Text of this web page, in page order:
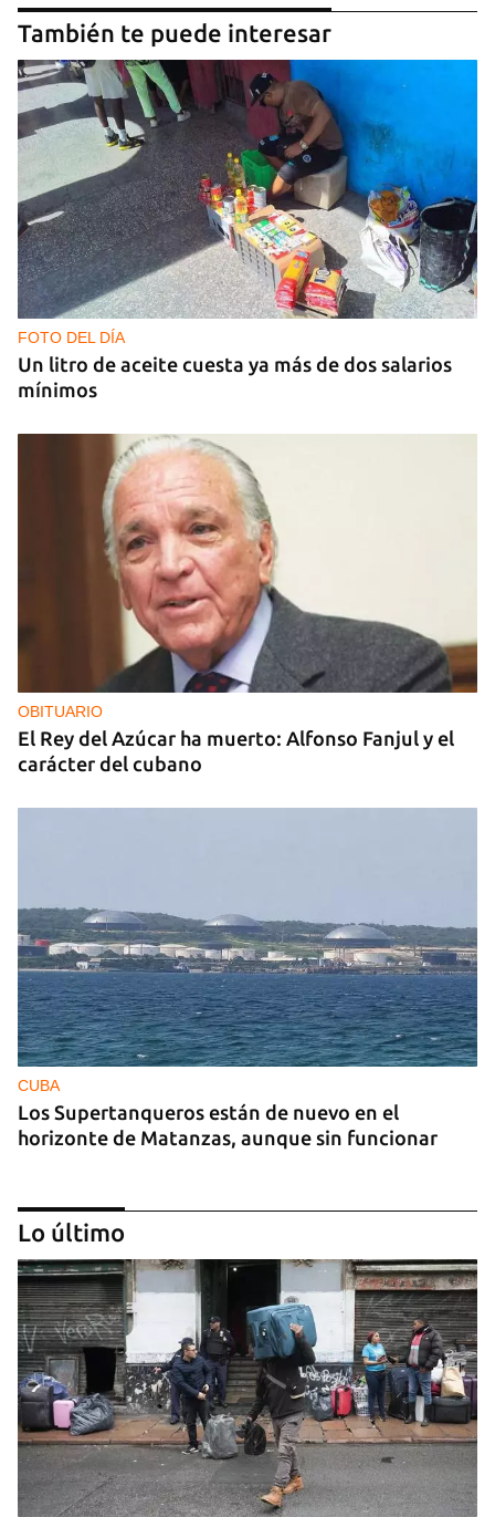
También te puede interesar
FOTO DEL DÍA
Un litro de aceite cuesta ya más de dos salarios
mínimos
OBITUARIO
El Rey del Azúcar ha muerto: Alfonso Fanjul y el
carácter del cubano
CUBA
Los Supertanqueros están de nuevo en el
horizonte de Matanzas, aunque sin funcionar
REPRESIÓN
La Seguridad del Estado realiza operativos en el
aniversario del Maleconazo
Lo último